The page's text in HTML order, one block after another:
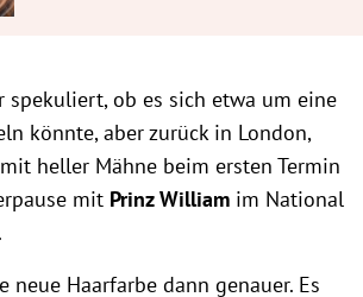
spekuliert, ob es sich etwa um eine
könnte, aber zurück in London,
heller Mähne beim ersten Termin
mit Prinz William im National
neue Haarfarbe dann genauer. Es